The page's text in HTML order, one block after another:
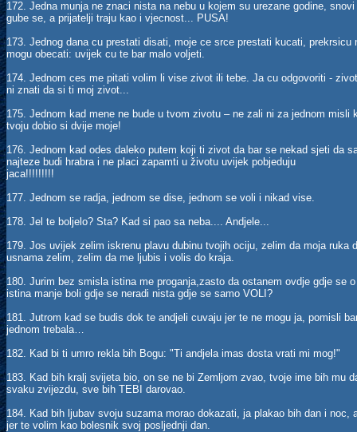
172. Jedna munja ne znaci nista na nebu u kojem su urezane godine,
gube se, a prijatelji traju kao i vjecnost... PUSA!
173. Jednog dana cu prestati disati, moje ce srce prestati kucati,
mogu obecati: uvijek cu te bar malo voljeti.
174. Jednom ces me pitati volim li vise zivot ili tebe. Ja cu odgovoriti -
ni znati da si ti moj zivot...
175. Jednom kad mene ne bude u tvom zivotu – ne zali ni za jednom misli
tvoju dobio si dvije moje!
176. Jednom kad odes daleko putem koji ti zivot da bar se nekad sjeti da
najteze budi hrabra i ne placi zapamti u životu uvijek pobjeduju
jaca!!!!!!!!!
177. Jednom se radja, jednom se dise, jednom se voli i nikad vise.
178. Jel te boljelo? Sta? Kad si pao sa neba.... Andjele...
179. Jos uvijek zelim iskrenu plavu dubinu tvojih ociju, zelim da moja ruka
usnama zelim, zelim da me ljubis i volis do kraja.
180. Jurim bez smisla istina me proganja,zasto da ostanem ovdje gdje se
istina manje boli gdje se neradi nista gdje se samo VOLI?
181. Jutrom kad se budis dok te andjeli cuvaju jer te ne mogu ja, pomisli
jednom trebala…
182. Kad bi ti umro rekla bih Bogu: "Ti andjela imas dosta vrati mi mog!"
183. Kad bih kralj svijeta bio, on se ne bi Zemljom zvao, tvoje ime bih mu
svaku zvijezdu, sve bih TEBI darovao.
184. Kad bih ljubav svoju suzama morao dokazati, ja plakao bih dan i noc,
jer te volim kao bolesnik svoj posljednji dan.